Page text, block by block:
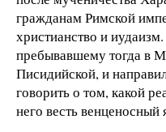
гражданам Римской
христианство и
пребывавшему тогда в
Писидийской, и
говорить о том, какой
него весть венценосный